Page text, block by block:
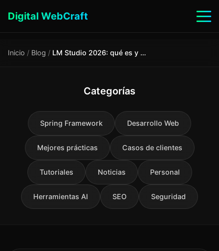
Digital WebCraft
Inicio / Blog / LM Studio 2026: qué es y por qué ejecutar IA en Mac
Categorías
Spring Framework Desarrollo Web
Mejores prácticas Casos de clientes
Tutoriales Noticias Personal
Herramientas AI SEO Seguridad